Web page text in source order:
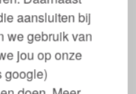
aansluiten bij
we gebruik van
jou op onze
google)